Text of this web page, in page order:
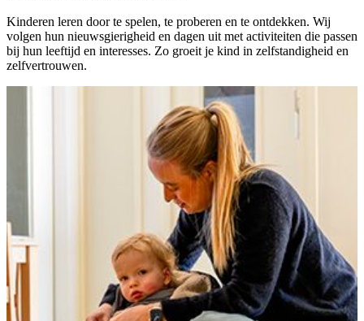
Kinderen leren door te spelen, te proberen en te ontdekken. Wij
volgen hun nieuwsgierigheid en dagen uit met activiteiten die passen
bij hun leeftijd en interesses. Zo groeit je kind in zelfstandigheid en
zelfvertrouwen.